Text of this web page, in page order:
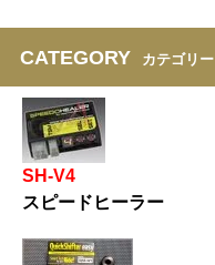
CATEGORY カテゴリー
SH-V4
スピードヒーラー